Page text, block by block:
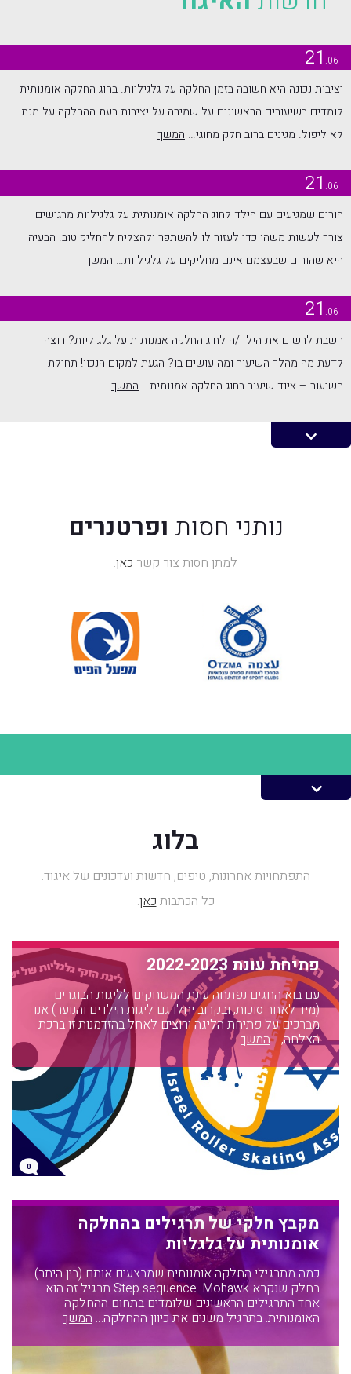
יציבות נכונה היא חשובה בזמן החלקה על גלגיליות. בחוג החלקה אומנותית
לומדים בשיעורים הראשונים על שמירה על יציבות בעת ההחלקה על מנת
לא ליפול. מגינים ברוב חלק מחוגי… המשך
21 .06
הורים שמגיעים עם הילד לחוג החלקה אומנותית על גלגיליות מרגישים
צורך לעשות משהו כדי לעזור לו להשתפר ולהצליח להחליק טוב. הבעיה
היא שהורים שבעצמם אינם מחליקים על גלגיליות… המשך
21 .06
חשבת לרשום את הילד/ה לחוג החלקה אמנותית על גלגיליות? רוצה
לדעת מה מהלך השיעור ומה עושים בו? הגעת למקום הנכון! תחילת
השיעור – ציוד שיעור בחוג החלקה אמנותית… המשך
21 .06
נותני חסות ופרטנרים
למתן חסות צור קשר כאן.
בלוג
התפתחויות אחרונות, טיפים, חדשות ועדכונים של איגוד.
כל הכתבותכאן.
פתיחת עונת 2022-2023
עם בוא החגים נפתחה עונת המשחקים לליגות הבוגרים
(מיד לאחר סוכות, ובקרוב יחלו גם ליגות הילדים והנוער) אנו
מברכים על פתיחת הליגה ורוצים לאחל בהזדמנות זו ברכת
הצלחה,…המשך
0
מקבץ חלקי של תרגילים בהחלקה
אומנותית על גלגליות
כמה מתרגילי החלקה אומנותית שמבצעים אותם (בין היתר)
בחלק שנקרא Step sequence. Mohawk תרגיל זה הוא
אחד התרגילים הראשונים שלומדים בתחום ההחלקה
האומנותית. בתרגיל משנים את כיוון ההחלקה… המשך